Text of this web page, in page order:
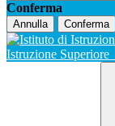
Conferma
Annulla Conferma
Istruzione Superiore